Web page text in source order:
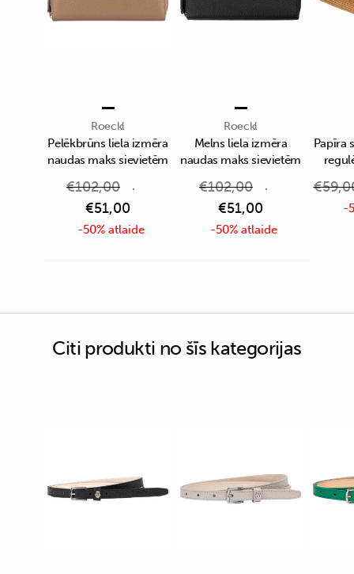
Roeckl
Pelēkbrūns liela izmēra
naudas maks sievietēm
€102,00
€51,00
-50% atlaide
Roeckl
Melns liela izmēra
naudas maks sievietēm
€102,00
€51,00
-50% atlaide
Papīra
€
-
Citi produkti no šīs kategorijas